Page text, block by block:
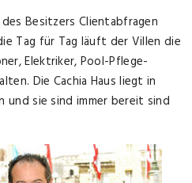
Besitzers Clientabfragen
Tag für Tag läuft der Villen die
Elektriker, Pool-Pflege-
Die Cachia Haus liegt in
und sie sind immer bereit sind